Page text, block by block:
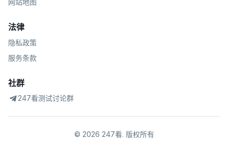
网站地图
法律
隐私政策
服务条款
社群
247看测试讨论群
© 2026 247看. 版权所有